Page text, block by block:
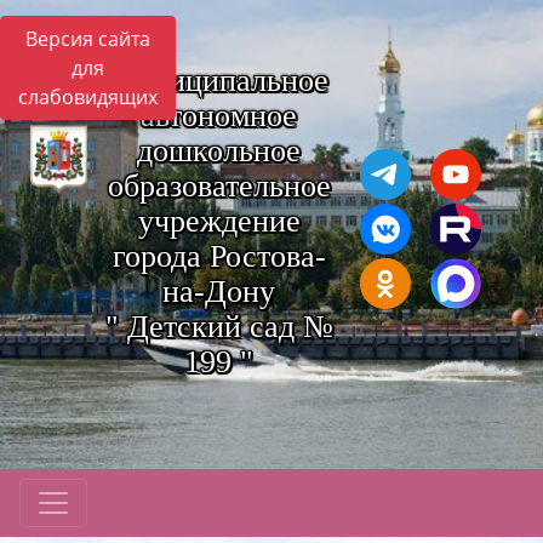
Версия сайта
для
слабовидящихМуниципальное
автономное
дошкольное
образовательное
учреждение
города Ростова-
на-Дону
" Детский сад №
199 "